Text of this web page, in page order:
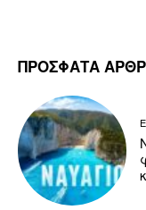
ΠΡΟΣΦΑΤΑ